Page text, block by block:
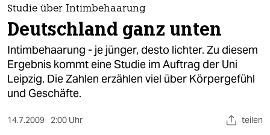
themen
politik
öko
gesellschaft
kultur
Studie über Intimbehaarung
Deutschland ganz unten
Intimbehaarung - je jünger, desto lichter. Zu diesem
Ergebnis kommt eine Studie im Auftrag der Uni
Leipzig. Die Zahlen erzählen viel über Körpergefühl
und Geschäfte.
14.7.2009 2:00 Uhr teilen